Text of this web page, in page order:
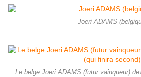
Joeri ADAMS
Le belge Joeri ADAMS (futur vainqueur)